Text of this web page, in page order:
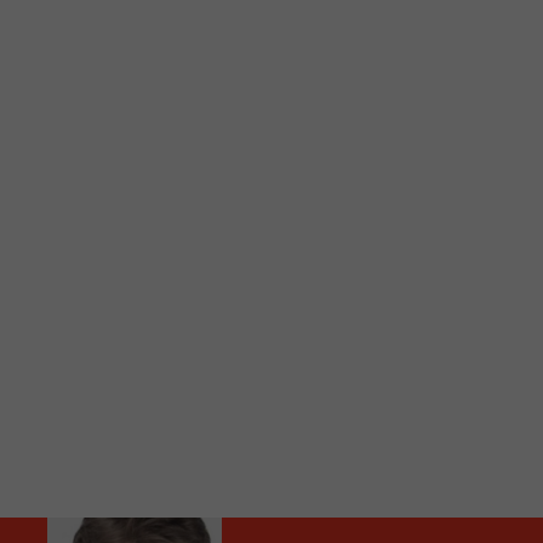
Audio